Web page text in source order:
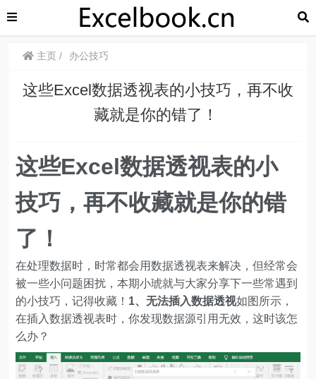
主页 办公技巧
这些Excel数据透视表的小技巧，再不收
藏就是你的错了！
这些Excel数据透视表的小
技巧，再不收藏就是你的错
了！
在处理数据时，时常都会用数据透视表来解决，但经常会
被一些小问题困扰，本期小琥就与大家分享下一些常遇到
的小技巧，记得收藏！ 1、无法插入数据透视如图所示，
在插入数据透视表时，你发现数据源引用无效，这时该怎
么办？